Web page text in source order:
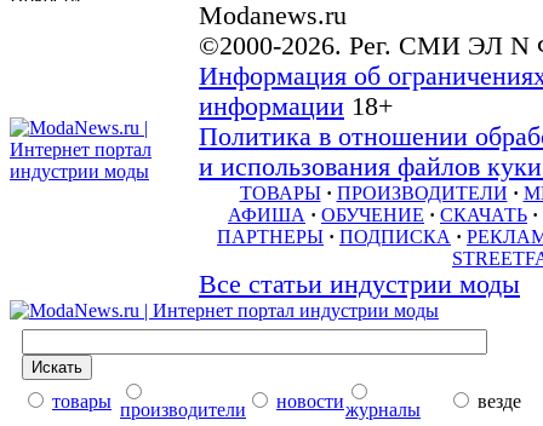
Modanews.ru
©2000-2026. Рег. СМИ ЭЛ N
Информация об
информации 18+
Политика в отношении
и использования файлов
ТОВАРЫ · ПРОИЗВОДИТЕЛИ ·
АФИША · ОБУЧЕНИЕ · СКАЧАТЬ ·
ПАРТНЕРЫ · ПОДПИСКА ·
Все статьи индустрии моды
товары производители новостижурналы везде